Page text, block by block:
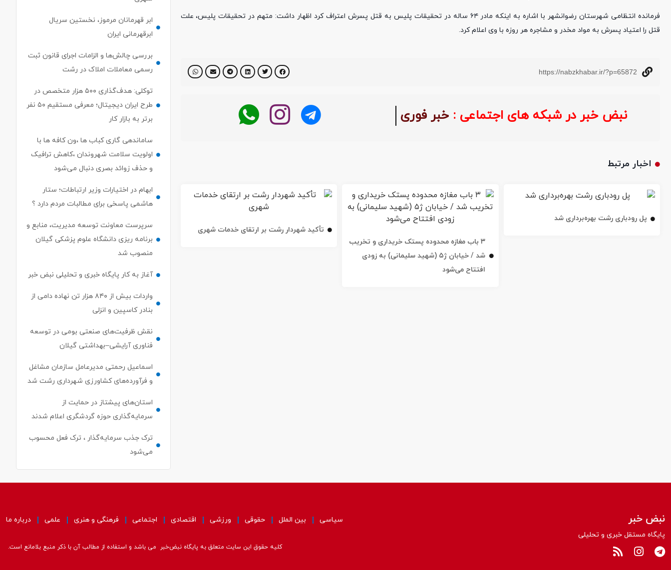
فرمانده انتظامی شهرستان رضوانشهر با اشاره به اینکه مادر ۶۴ ساله در تحقیقات پلیس به قتل پسرش اعتراف کرد اظهار داشت: متهم در تحقیقات پلیس، علت
قتل را اعتیاد پسرش به مواد مخدر و مشاجره هر روزه با وی اعلام کرد.
https://nabzkhabar.ir/?p=65872
نبض خبر در شبکه های اجتماعی : خبر فوری
اخبار مرتبط
پل رودباری رشت بهره‌برداری شد
۳ باب مغازه محدوده پستک خریداری و تخریب
شد / خیابان ژ۵ (شهید سلیمانی) به زودی
افتتاح می‌شود
تأکید شهردار رشت بر ارتقای خدمات شهری
ابر قهرمانان مرموز، نخستین سریال
ابرقهرمانی ایران
بررسی چالش‌ها و الزامات اجرای قانون ثبت
رسمی معاملات املاک در رشت
توکلی: هدف‌گذاری ۵۰۰ هزار متخصص در
طرح ایران دیجیتال؛ معرفی مستقیم ۵۰ نفر
برتر به بازار کار
ساماندهی گاری کباب ها ،ون کافه ها با
اولویت سلامت شهروندان ،کاهش ترافیک
و حذف زوائد بصری دنبال می‌شود
ابهام در اختیارات وزیر ارتباطات؛ ستار
هاشمی پاسخی برای مطالبات مردم دارد ؟
سرپرست معاونت توسعه مدیریت، منابع و
برنامه ریزی دانشگاه علوم پزشکی گیلان
منصوب شد
آغاز به کار پایگاه خبری و تحلیلی نبض خبر
واردات بیش از ۸۴۰ هزار تن نهاده دامی از
بنادر كاسپین و انزلی
نقش ظرفیت‌های صنعتی بومی در توسعه
فناوری آرایشی–بهداشتی گیلان
اسماعیل رحمتی مدیرعامل سازمان مشاغل
و فرآورده‌های کشاورزی شهرداری رشت شد
استان‌های پیشتاز در حمایت از
سرمایه‌گذاری حوزه گردشگری اعلام شدند
ترک جذب سرمایه‌گذار ، ترک فعل محسوب
می‌شود
نبض خبر
پایگاه مستقل خبری و تحلیلی
سیاسی بین الملل حقوقی ورزشی اقتصادی اجتماعی فرهنگی و هنری علمی درباره ما
کلیه حقوق این سایت متعلق به پایگاه نبض‌خبر می باشد و استفاده از مطالب آن با ذکر منبع بلامانع است.